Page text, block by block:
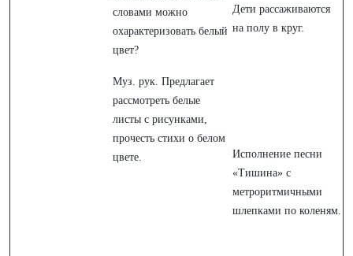
словами можно
охарактеризовать белый
цвет?
Муз. рук. Предлагает
рассмотреть белые
листы с рисунками,
прочесть стихи о белом
цвете.
Дети рассаживаются
на полу в круг.
Исполнение песни
«Тишина» с
метроритмичными
шлепками по коленям.